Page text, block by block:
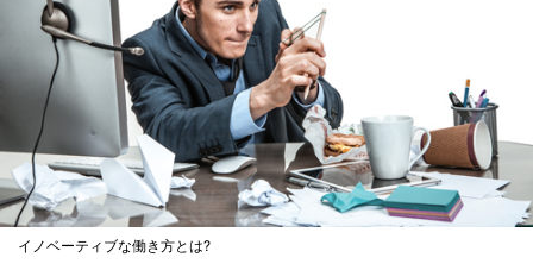
イノベーティブな働き方とは?